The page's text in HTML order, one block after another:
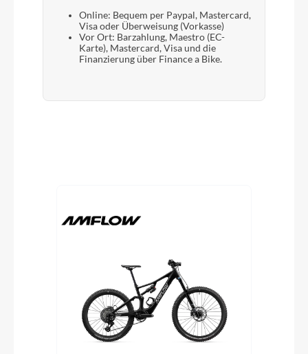
Online: Bequem per Paypal, Mastercard,
Visa oder Überweisung (Vorkasse)
Vor Ort: Barzahlung, Maestro (EC-
Karte), Mastercard, Visa und die
Finanzierung über Finance a Bike.